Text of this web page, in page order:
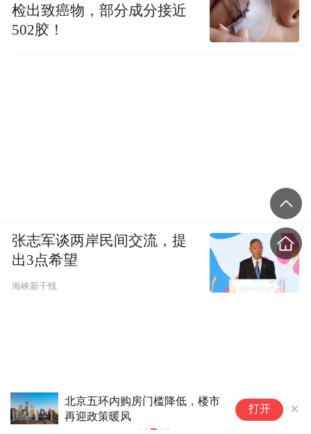
北京五环内购房门槛降低，楼市
再迎政策暖风
(3)
打开
检出致癌物，部分成分接近
502胶！
张志军谈两岸民间交流，提
出3点希望
海峡新干线